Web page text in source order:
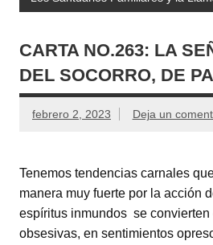
CARTA NO.263: LA
DEL SOCORRO, DE
febrero 2, 2023 Deja un
Tenemos tendencias carnales
manera muy fuerte por la acción
espíritus inmundos se convierten
obsesivas, en sentimientos